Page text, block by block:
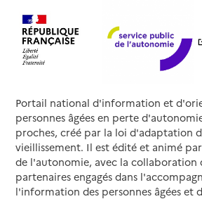
Portail national d'information et
personnes âgées en perte
proches, créé par la loi d'adaptation
vieillissement. Il est édité et animé
de l'autonomie, avec la collaboration
partenaires engagés dans
l'information des personnes âgées et